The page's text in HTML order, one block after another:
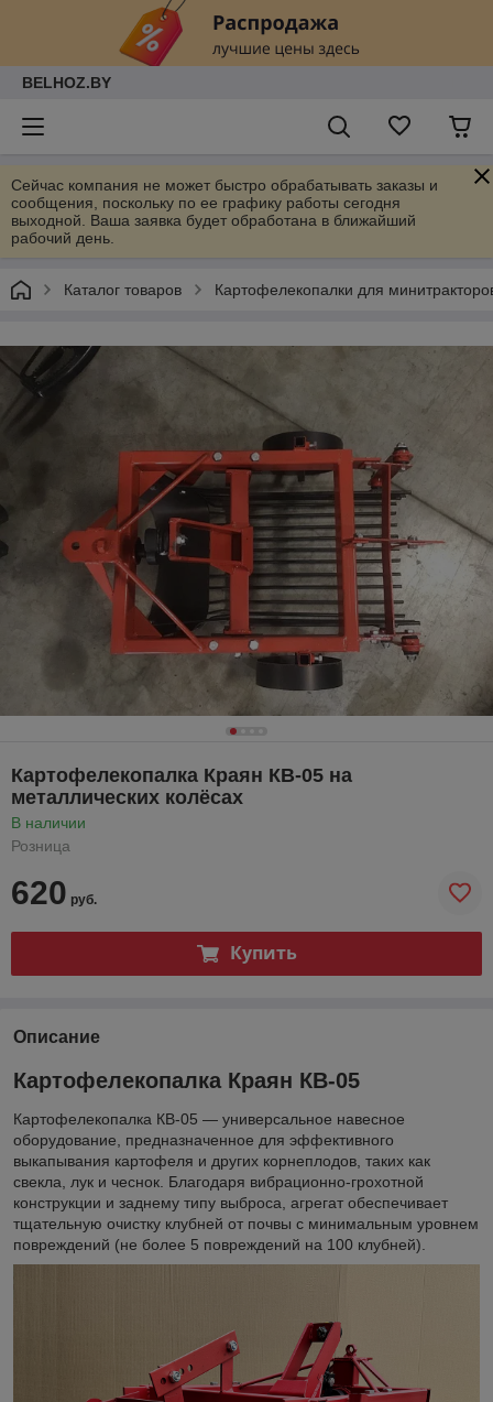
BELHOZ.BY
Сейчас компания не может быстро обрабатывать заказы и
сообщения, поскольку по ее графику работы сегодня
выходной. Ваша заявка будет обработана в ближайший
рабочий день.
Каталог товаров Картофелекопалки для
Картофелекопалка Краян КВ-05 на
металлических колёсах
В наличии
Розница
620 руб.
Купить
Описание
Картофелекопалка Краян КВ-05
Картофелекопалка КВ-05 — универсальное навесное
оборудование, предназначенное для эффективного
выкапывания картофеля и других корнеплодов, таких как
свекла, лук и чеснок. Благодаря вибрационно-грохотной
конструкции и заднему типу выброса, агрегат обеспечивает
тщательную очистку клубней от почвы с минимальным уровнем
повреждений (не более 5 повреждений на 100 клубней).